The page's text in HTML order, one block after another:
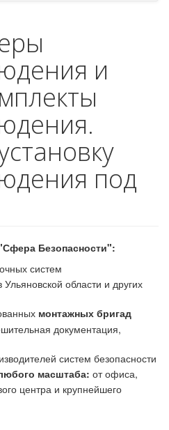
и
под
Безопасности":
систем
Ульяновской области и других
монтажных бригад
документация,
систем безопасности
масштаба: от офиса,
центра и крупнейшего